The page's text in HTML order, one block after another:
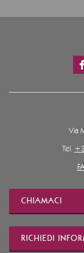
Via
Tel.
CHIAMACI
RICHIEDI